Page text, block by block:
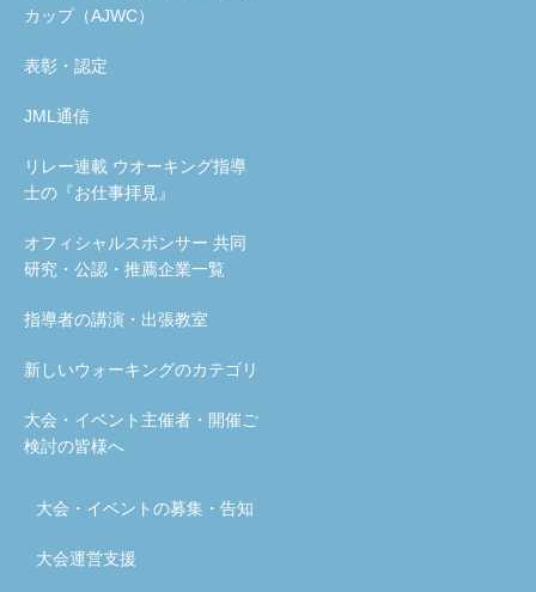
カップ（AJWC）
表彰・認定
JML通信
リレー連載 ウオーキング指導
士の『お仕事拝見』
オフィシャルスポンサー 共同
研究・公認・推薦企業一覧
指導者の講演・出張教室
新しいウォーキングのカテゴリ
大会・イベント主催者・開催ご
検討の皆様へ
大会・イベントの募集・告知
大会運営支援